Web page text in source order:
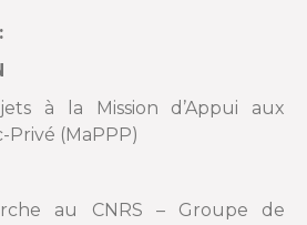
à la Mission d’Appui aux
Privé (MaPPP)
au CNRS – Groupe de